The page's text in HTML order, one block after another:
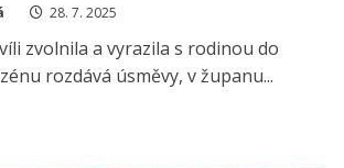
28. 7. 2025
zvolnila a vyrazila s rodinou do
rozdává úsměvy, v županu...